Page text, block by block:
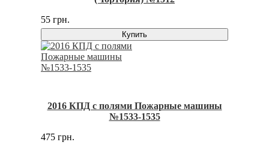
55 грн.
Купить
2016 КПД с полями Пожарные машины
№1533-1535
475 грн.